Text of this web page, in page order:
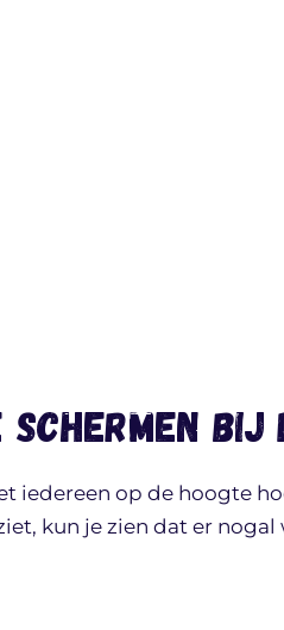
schermen
iedereen op de hoogte
kun je zien dat er